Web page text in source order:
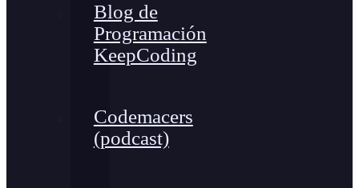
Blog de
Programación
KeepCoding
Codemacers
(podcast)